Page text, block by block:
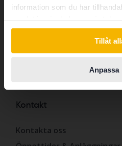
information som du har
Tillåt
Anpassa
Exportera till utlandet
Företagsbilar
Avslutade försäljningar
Kontakt
Kontakta oss